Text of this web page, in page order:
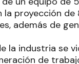
proyección de
además de
la industria se
de